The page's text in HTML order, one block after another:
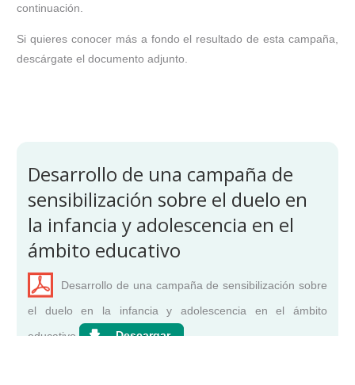
continuación.
Si quieres conocer más a fondo el resultado de esta campaña,
descárgate el documento adjunto.
Desarrollo de una campaña de
sensibilización sobre el duelo en
la infancia y adolescencia en el
ámbito educativo
Desarrollo de una campaña de sensibilización sobre
el duelo en la infancia y adolescencia en el ámbito
educativo